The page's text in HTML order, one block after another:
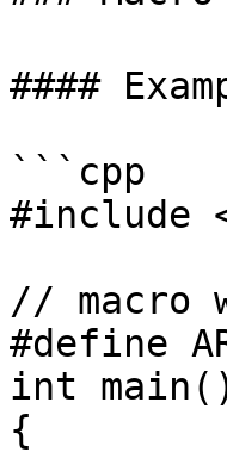
####
```cpp
#include
// macro
#define
int
{